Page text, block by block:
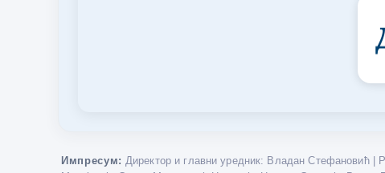
Импресум: Директор и главни уредник: Владан Стефановић